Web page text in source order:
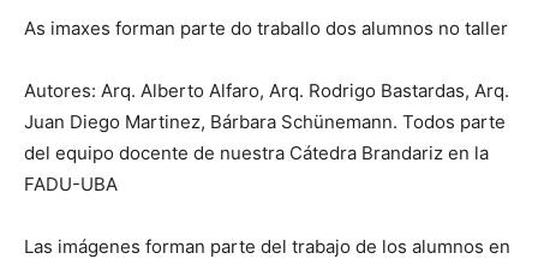
As imaxes forman parte do traballo dos alumnos no taller
Autores: Arq. Alberto Alfaro, Arq. Rodrigo Bastardas, Arq.
Juan Diego Martinez, Bárbara Schünemann. Todos parte
del equipo docente de nuestra Cátedra Brandariz en la
FADU-UBA
Las imágenes forman parte del trabajo de los alumnos en